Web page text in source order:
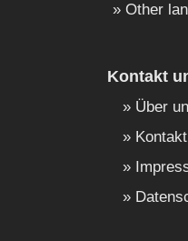
Other
Kontakt
Über
Kontakt